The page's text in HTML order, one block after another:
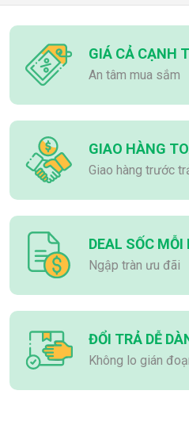
GIÁ CẢ CẠNH
An tâm mua sắm
GIAO HÀNG
Giao hàng trước
DEAL SỐC MỖI
Ngập tràn ưu đãi
ĐỔI TRẢ DỄ
Không lo gián